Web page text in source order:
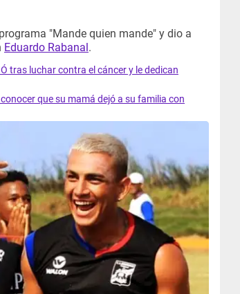
"Mande quien mande" y dio a
Eduardo Rabanal .
tras luchar contra el cáncer y le dedican
que su mamá dejó a su familia con